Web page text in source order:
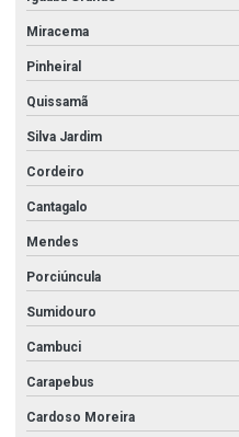
Miracema
Pinheiral
Quissamã
Silva Jardim
Cordeiro
Cantagalo
Mendes
Porciúncula
Sumidouro
Cambuci
Carapebus
Cardoso Moreira